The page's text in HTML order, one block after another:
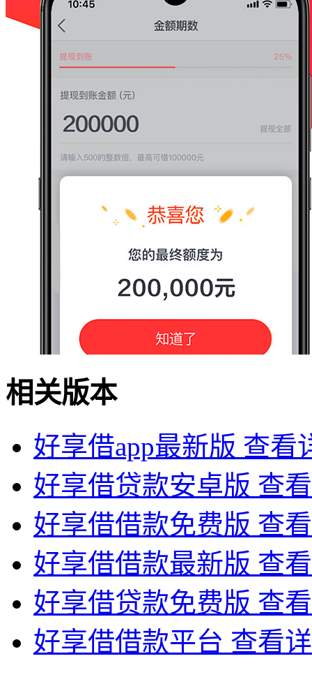
相关版本
好享借app最新版 查看
好享借贷款安卓版 查
好享借借款免费版 查
好享借借款最新版 查
好享借贷款免费版 查
好享借借款平台 查看